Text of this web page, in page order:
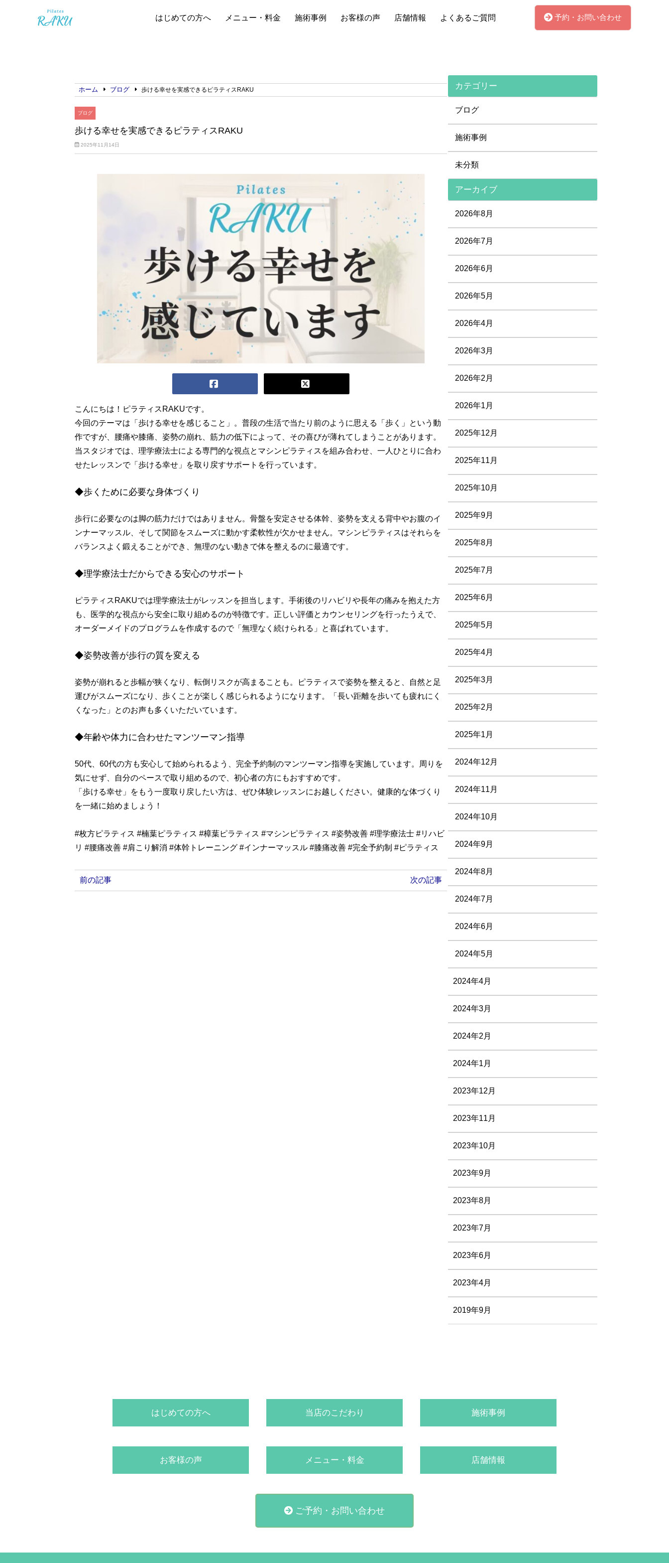
はじめての方へ メニュー・料金 施術事例 お客様の声 店舗情報 よくあるご質問 予約・お問い合わせ
ホーム ブログ 歩ける幸せを実感できるピラティスRAKU
ブログ
歩ける幸せを実感できるピラティスRAKU
2025年11月14日
こんにちは！ピラティスRAKUです。
今回のテーマは「歩ける幸せを感じること」。普段の生活で当たり前のように思える「歩く」という動
作ですが、腰痛や膝痛、姿勢の崩れ、筋力の低下によって、その喜びが薄れてしまうことがあります。
当スタジオでは、理学療法士による専門的な視点とマシンピラティスを組み合わせ、一人ひとりに合わ
せたレッスンで「歩ける幸せ」を取り戻すサポートを行っています。
◆歩くために必要な身体づくり
歩行に必要なのは脚の筋力だけではありません。骨盤を安定させる体幹、姿勢を支える背中やお腹のイ
ンナーマッスル、そして関節をスムーズに動かす柔軟性が欠かせません。マシンピラティスはそれらを
バランスよく鍛えることができ、無理のない動きで体を整えるのに最適です。
◆理学療法士だからできる安心のサポート
ピラティスRAKUでは理学療法士がレッスンを担当します。手術後のリハビリや長年の痛みを抱えた方
も、医学的な視点から安全に取り組めるのが特徴です。正しい評価とカウンセリングを行ったうえで、
オーダーメイドのプログラムを作成するので「無理なく続けられる」と喜ばれています。
◆姿勢改善が歩行の質を変える
姿勢が崩れると歩幅が狭くなり、転倒リスクが高まることも。ピラティスで姿勢を整えると、自然と足
運びがスムーズになり、歩くことが楽しく感じられるようになります。「長い距離を歩いても疲れにく
くなった」とのお声も多くいただいています。
◆年齢や体力に合わせたマンツーマン指導
50代、60代の方も安心して始められるよう、完全予約制のマンツーマン指導を実施しています。周りを
気にせず、自分のペースで取り組めるので、初心者の方にもおすすめです。
「歩ける幸せ」をもう一度取り戻したい方は、ぜひ体験レッスンにお越しください。健康的な体づくり
を一緒に始めましょう！
#枚方ピラティス #楠葉ピラティス #樟葉ピラティス #マシンピラティス #姿勢改善 #理学療法士 #リハビ
リ #腰痛改善 #肩こり解消 #体幹トレーニング #インナーマッスル #膝痛改善 #完全予約制 #ピラティス
前の記事 次の記事
カテゴリー
ブログ
施術事例
未分類
アーカイブ
2026年8月
2026年7月
2026年6月
2026年5月
2026年4月
2026年3月
2026年2月
2026年1月
2025年12月
2025年11月
2025年10月
2025年9月
2025年8月
2025年7月
2025年6月
2025年5月
2025年4月
2025年3月
2025年2月
2025年1月
2024年12月
2024年11月
2024年10月
2024年9月
2024年8月
2024年7月
2024年6月
2024年5月
2024年4月
2024年3月
2024年2月
2024年1月
2023年12月
2023年11月
2023年10月
2023年9月
2023年8月
2023年7月
2023年6月
2023年4月
2019年9月
はじめての方へ 当店のこだわり 施術事例
お客様の声 メニュー・料金 店舗情報
ご予約・お問い合わせ